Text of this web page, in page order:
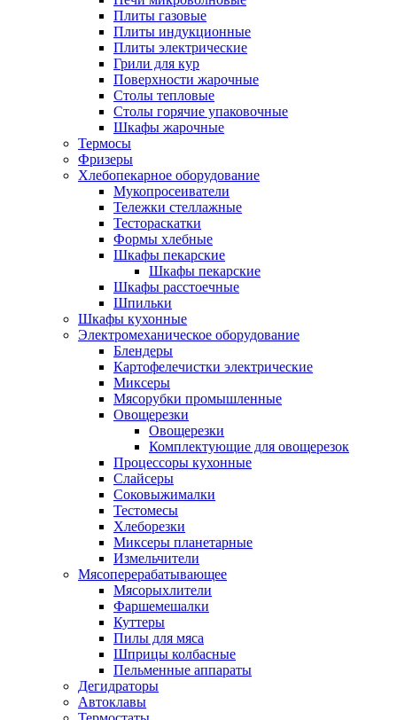
Плиты газовые
Плиты индукционные
Плиты электрические
Грили для кур
Поверхности жарочные
Столы тепловые
Столы горячие упаковочные
Шкафы жарочные
Термосы
Фризеры
Хлебопекарное оборудование
Мукопросеиватели
Тележки стеллажные
Тестораскатки
Формы хлебные
Шкафы пекарские
Шкафы пекарские
Шкафы расстоечные
Шпильки
Шкафы кухонные
Электромеханическое оборудование
Блендеры
Картофелечистки электрические
Миксеры
Мясорубки промышленные
Овощерезки
Овощерезки
Комплектующие для овощерезок
Процессоры кухонные
Слайсеры
Соковыжималки
Тестомесы
Хлеборезки
Миксеры планетарные
Измельчители
Мясоперерабатывающее
Мясорыхлители
Фаршемешалки
Куттеры
Пилы для мяса
Шприцы колбасные
Пельменные аппараты
Дегидраторы
Автоклавы